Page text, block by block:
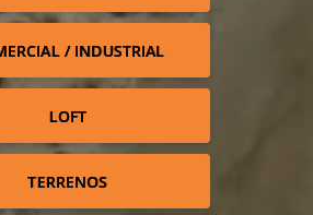
/ INDUSTRIAL
LOFT
TERRENOS